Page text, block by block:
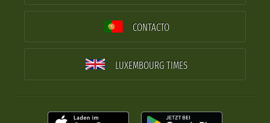
CONTACTO
LUXEMBOURG TIMES